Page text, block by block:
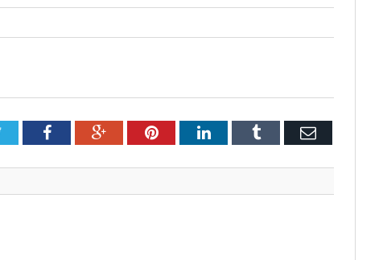
TwitterFacebookGoogle+PinterestLinkedInTumblr Email